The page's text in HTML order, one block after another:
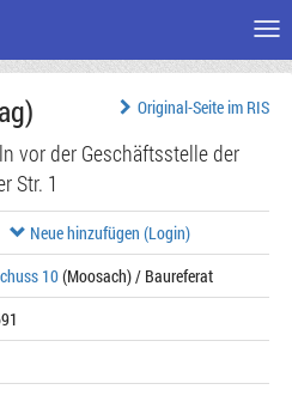
Original-Seite im RIS
vor der Geschäftsstelle der
Str. 1
Neue hinzufügen (Login)
10(Moosach) / Baureferat